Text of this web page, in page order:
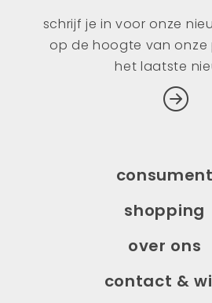
schrijf je in voor onze
op de hoogte van onze
het laatste
consument
shopping
over ons
contact &